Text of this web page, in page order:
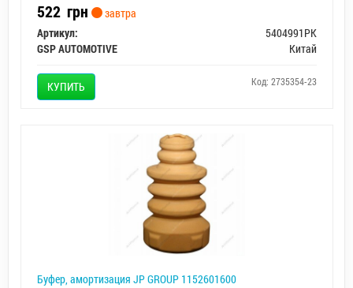
522 грн
завтра
Артикул:
5404991PK
GSP AUTOMOTIVE
Китай
КУПИТЬ Код: 2735354-23
Буфер, амортизация JP GROUP 1152601600